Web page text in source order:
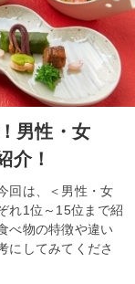
男性・女
介！
回は、＜男性・女
れ1位～15位まで紹
べ物の特徴や違い
にしてみてくださ